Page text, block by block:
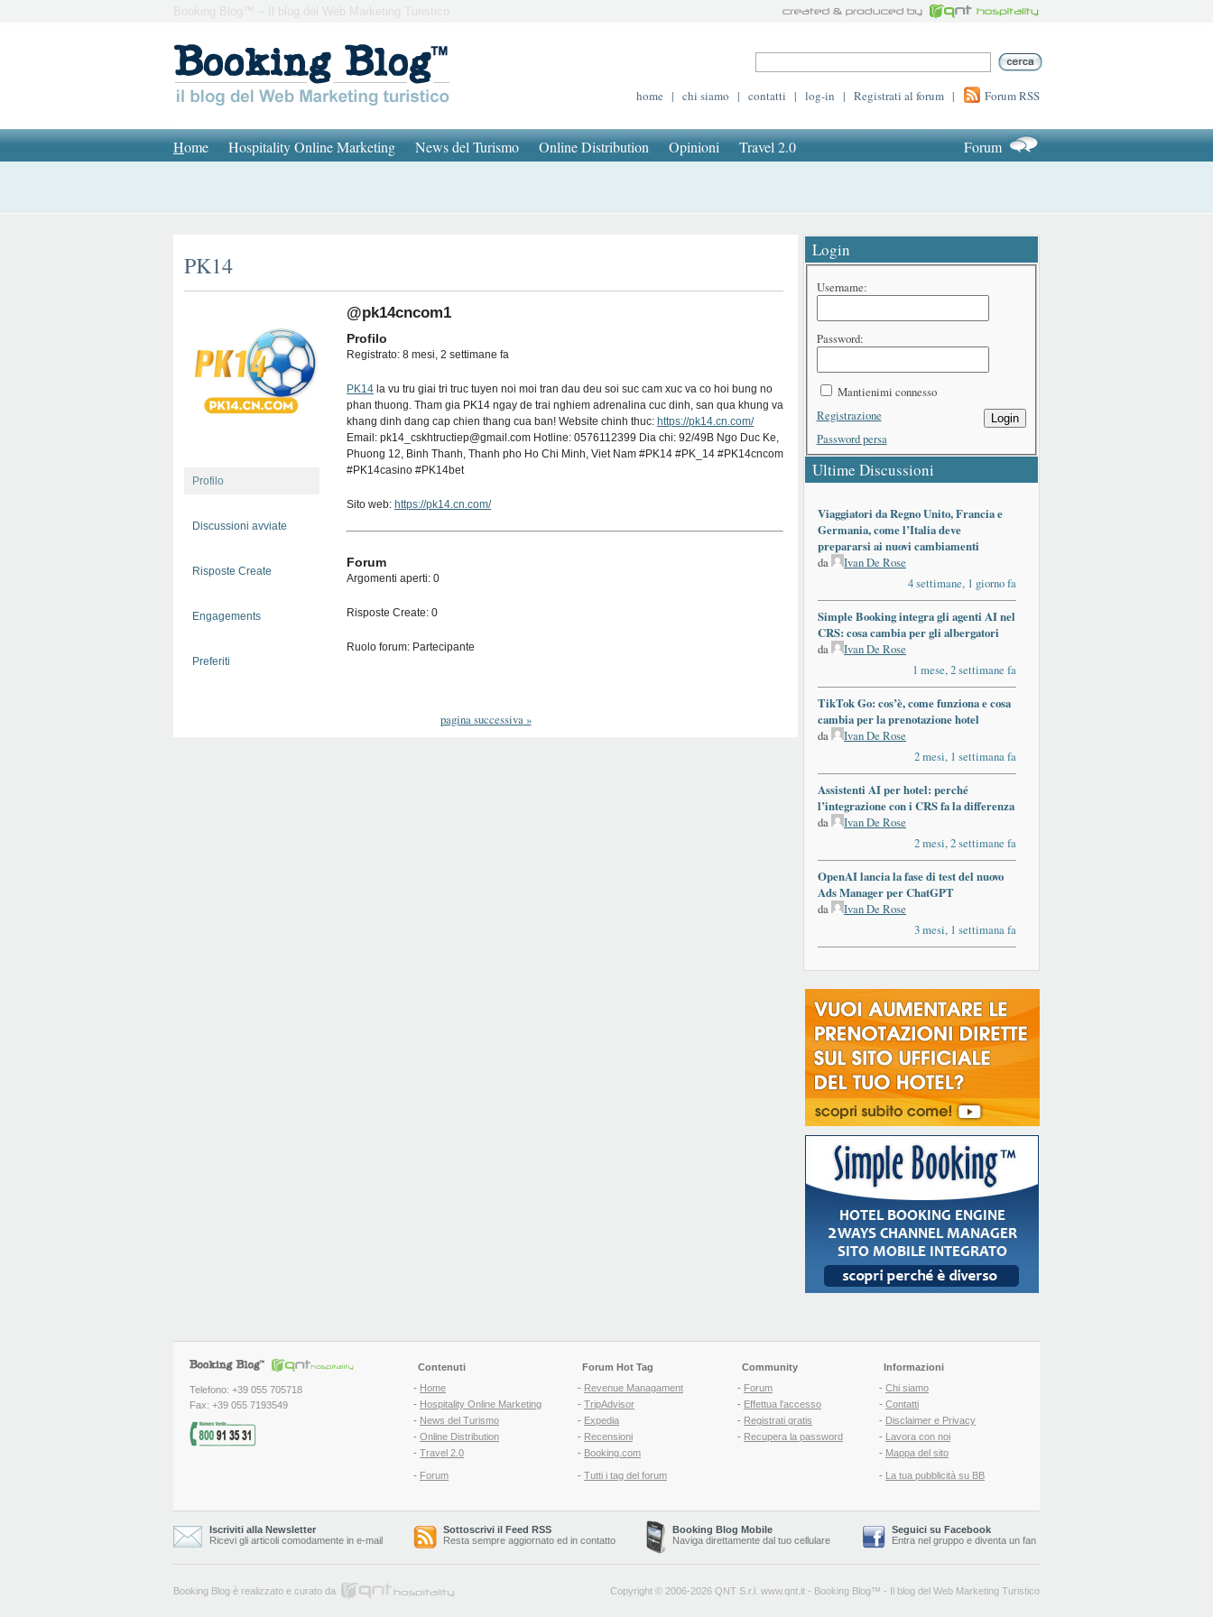
Booking Blog™ – Il blog del Web Marketing Turistico
home | chi siamo | contatti | log-in | Registrati al forum | Forum RSS
Home Hospitality Online Marketing News del Turismo Online Distribution Opinioni Travel 2.0 Forum
PK14
Profilo
Discussioni avviate
Risposte Create
Engagements
Preferiti
@pk14cncom1
Profilo
Registrato: 8 mesi, 2 settimane fa
PK14 la vu tru giai tri truc tuyen noi moi tran dau deu soi suc cam xuc va co hoi bung no
phan thuong. Tham gia PK14 ngay de trai nghiem adrenalina cuc dinh, san qua khung va
khang dinh dang cap chien thang cua ban! Website chinh thuc: https://pk14.cn.com/
Email: pk14_cskhtructiep@gmail.com Hotline: 0576112399 Dia chi: 92/49B Ngo Duc Ke,
Phuong 12, Binh Thanh, Thanh pho Ho Chi Minh, Viet Nam #PK14 #PK_14 #PK14cncom
#PK14casino #PK14bet
Sito web: https://pk14.cn.com/
Forum
Argomenti aperti: 0
Risposte Create: 0
Ruolo forum: Partecipante
pagina successiva»
Login
Username:
Password:
Mantienimi connesso
Login
Registrazione
Password persa
Ultime Discussioni
Viaggiatori da Regno Unito, Francia e
Germania, come l’Italia deve
prepararsi ai nuovi cambiamenti
da
Ivan De Rose
4 settimane, 1 giorno fa
Simple Booking integra gli agenti AI nel
CRS: cosa cambia per gli albergatori
da
Ivan De Rose
1 mese, 2 settimane fa
TikTok Go: cos’è, come funziona e cosa
cambia per la prenotazione hotel
da
Ivan De Rose
2 mesi, 1 settimana fa
Assistenti AI per hotel: perché
l’integrazione con i CRS fa la differenza
da
Ivan De Rose
2 mesi, 2 settimane fa
OpenAI lancia la fase di test del nuovo
Ads Manager per ChatGPT
da
Ivan De Rose
3 mesi, 1 settimana fa
Telefono: +39 055 705718
Fax: +39 055 7193549
Contenuti
- Home
- Hospitality Online Marketing
- News del Turismo
- Online Distribution
- Travel 2.0
- Forum
Forum Hot Tag
- Revenue Managament
- TripAdvisor
- Expedia
- Recensioni
- Booking.com
- Tutti i tag del forum
Community
- Forum
- Effettua l'accesso
- Registrati gratis
- Recupera la password
Informazioni
- Chi siamo
- Contatti
- Disclaimer e Privacy
- Lavora con noi
- Mappa del sito
- La tua pubblicità su BB
Iscriviti alla Newsletter
Ricevi gli articoli comodamente in e-mail
Sottoscrivi il Feed RSS
Resta sempre aggiornato ed in contatto
Booking Blog Mobile
Naviga direttamente dal tuo cellulare
Seguici su Facebook
Entra nel gruppo e diventa un fan
Booking Blog è realizzato e curato da Copyright © 2006-2026 QNT S.r.l. www.qnt.it - Booking Blog™ - Il blog del Web Marketing Turistico